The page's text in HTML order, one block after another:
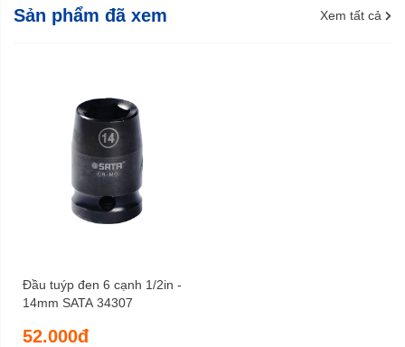
Sản phẩm đã xem Xem tất cả
Đầu tuýp đen 6 cạnh 1/2in -
14mm SATA 34307
52.000đ